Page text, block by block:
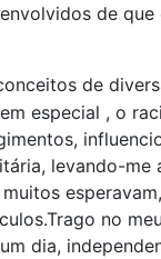
de que
de
especial , o
levando-me
no
dia,